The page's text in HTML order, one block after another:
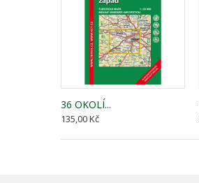
36 OKOLÍ...
135,00 Kč